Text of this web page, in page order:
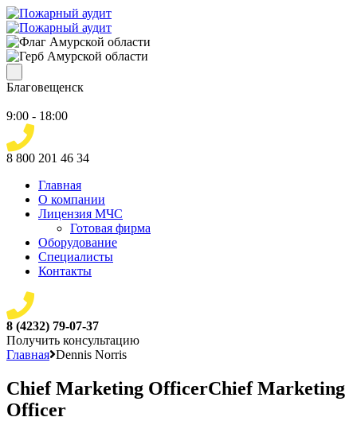
Благовещенск
9:00 - 18:00
8 800 201 46 34
Главная
О компании
Лицензия МЧС
Готовая фирма
Оборудование
Специалисты
Контакты
8 (4232) 79-07-37
Получить консультацию
Главная Dennis Norris
Chief Marketing OfficerChief Marketing
Officer